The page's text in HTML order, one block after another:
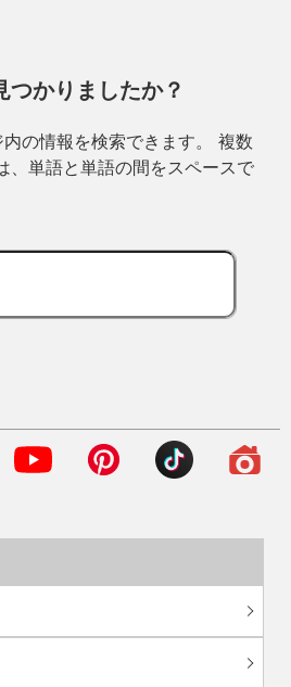
つかりましたか？
の情報を検索できます。 複数
、単語と単語の間をスペースで